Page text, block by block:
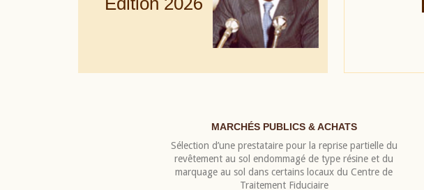
MARCHÉS PUBLICS & ACHATS
Sélection d’une prestataire pour la reprise partielle du
revêtement au sol endommagé de type résine et du
marquage au sol dans certains locaux du Centre de
Traitement Fiduciaire